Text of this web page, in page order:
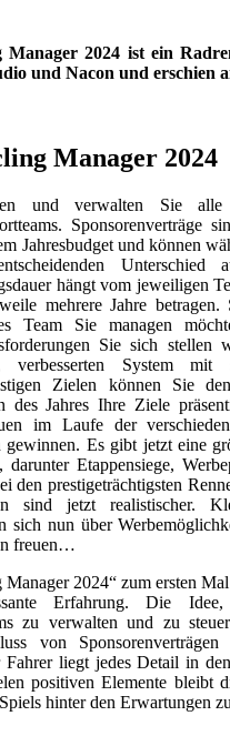
Manager 2024 ist ein
und Nacon und erschien
Manager 2024
und verwalten Sie alle
Sponsorenverträge
Jahresbudget und können
Unterschied
hängt vom jeweiligen
mehrere Jahre betragen.
Team Sie managen
Sie sich stellen
verbesserten System mit
Zielen können Sie
des Jahres Ihre Ziele
im Laufe der
gewinnen. Es gibt jetzt eine
darunter Etappensiege,
den prestigeträchtigsten
sind jetzt realistischer.
sich nun über
freuen…
2024“ zum ersten
Erfahrung. Die
zu verwalten und zu
von
liegt jedes Detail in
positiven Elemente bleibt
hinter den Erwartungen